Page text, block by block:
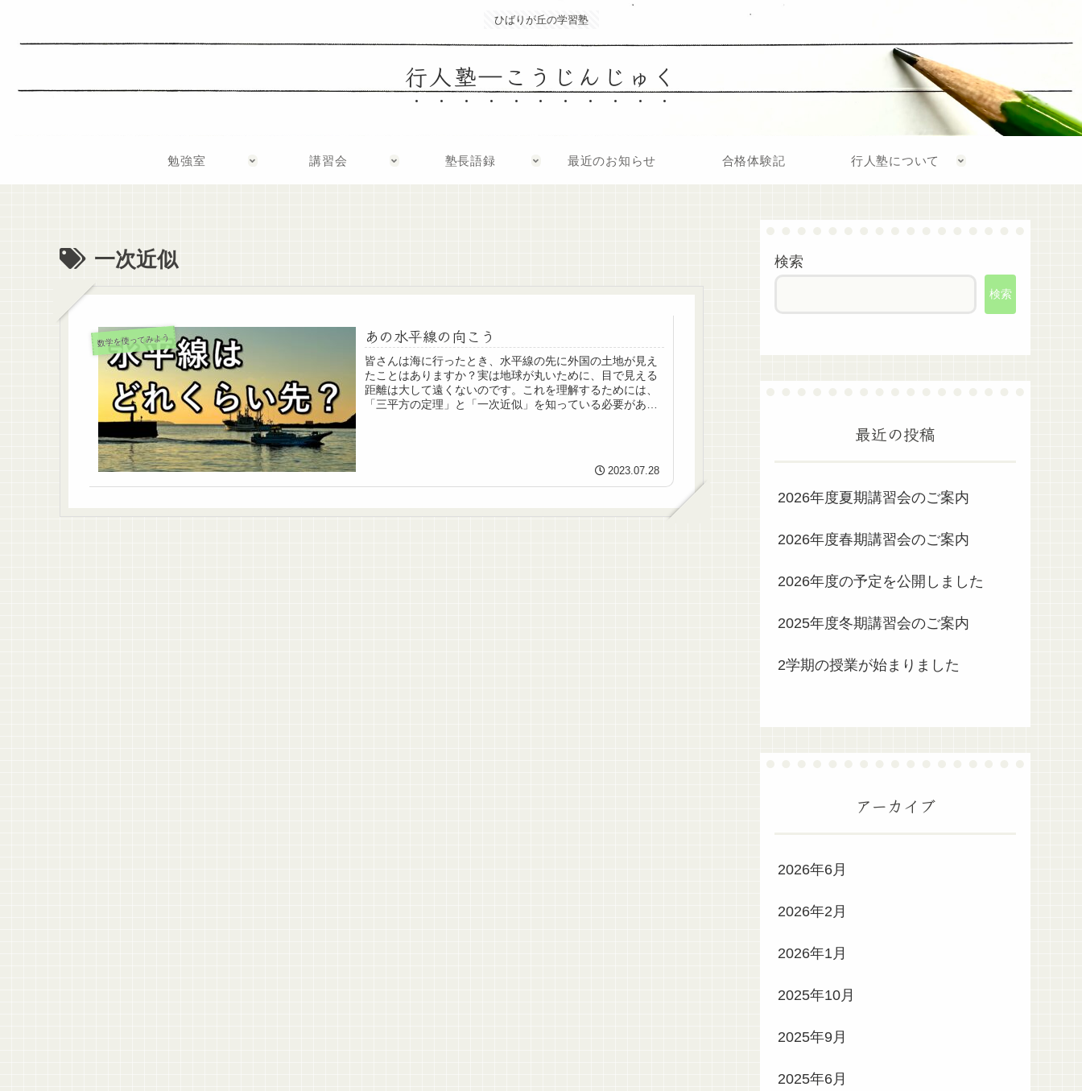
ひばりが丘の学習塾
行人塾―こうじんじゅく
勉強室 講習会 塾長語録 最近のお知らせ 合格体験記 行人塾について
一次近似
数学を使ってみよう あの水平線の向こう
皆さんは海に行ったとき、水平線の先に外国の土地が見え
たことはありますか？実は地球が丸いために、目で見える
距離は大して遠くないのです。これを理解するためには、
「三平方の定理」と「一次近似」を知っている必要があり
2023.07.28
検索
検索
最近の投稿
2026年度夏期講習会のご案内
2026年度春期講習会のご案内
2026年度の予定を公開しました
2025年度冬期講習会のご案内
2学期の授業が始まりました
アーカイブ
2026年6月
2026年2月
2026年1月
2025年10月
2025年9月
2025年6月